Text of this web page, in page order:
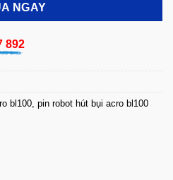
NGAY
892
bl100, pin robot hút bụi acro bl100